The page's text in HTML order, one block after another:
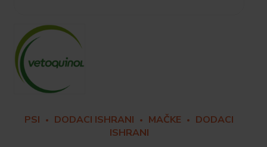
PSI DODACI ISHRANI MAČKE
DODACI
ISHRANI